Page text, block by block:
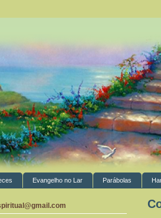
Evangelho no Lar Parábolas